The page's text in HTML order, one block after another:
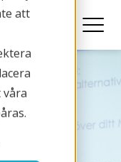
att
våra
in
ladda